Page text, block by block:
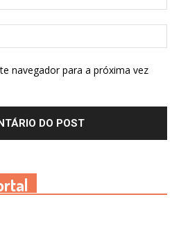
navegador para a próxima vez